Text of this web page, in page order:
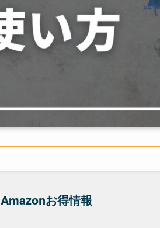
Amazonお得情報